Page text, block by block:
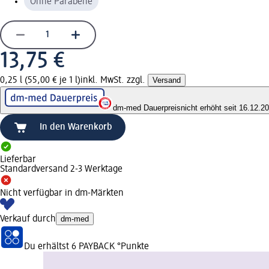
13,75 €
0,25 l (55,00 € je 1 l)inkl. MwSt. zzgl. Versand
dm-med Dauerpreisnicht erhöht seit
In den Warenkorb
Lieferbar
Standardversand 2-3 Werktage
Nicht verfügbar in dm-Märkten
Verkauf durch dm-med
Du erhältst 6 PAYBACK °Punkte